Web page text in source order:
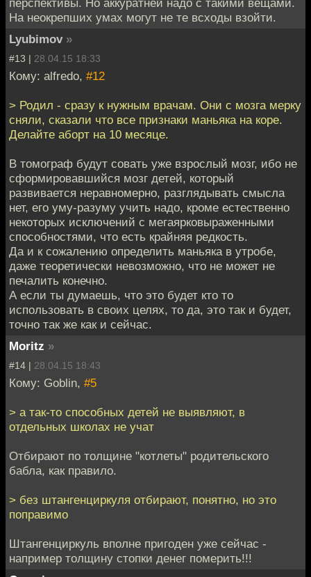
перспективы. Но аккуратней надо с такими вещами.
На неокрепших умах могут не те всходы взойти.
Lyubimov »
#13 | 28.04.15 18:33
Кому: alfredo, #12
> Родил - сразу к нужным врачам. Они с мозга мерку
сняли, сказали что все признаки маньяка на коре.
Делайте аборт на 10 месяце.
В томограф будут совать уже взрослый мозг, ибо не
сформировавшийся мозг детей, который
развивается неравномерно, разглядывать смысла
нет, его уму-разуму учить надо, кроме естественно
некоторых исключений с мегаярковыраженными
способностями, что есть крайняя редкость.
Да и к сожалению определить маньяка в утробе,
даже теоретически невозможно, что не может не
печалить конечно.
А если ты думаешь, что это будет кто то
использовать в своих целях, то да, это так и будет,
точно так же как и сейчас.
Moritz »
#14 | 28.04.15 18:43
Кому: Goblin, #5
> а так-то способных детей не выявляют, в
отдельных школах не учат
Отбирают по толщине "котлеты" родительского
бабла, как правило.
> без штангенциркуля отбирают, понятно, но это
поправимо
Штангенциркуль вполне пригоден уже сейчас -
например толщину стопки денег померить!!!